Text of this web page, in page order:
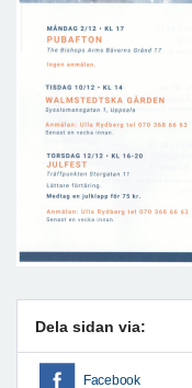
Dela sidan via:
Facebook